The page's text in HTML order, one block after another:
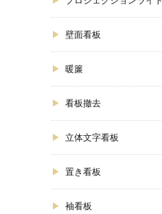
壁面看板
暖簾
看板撤去
立体文字看板
置き看板
袖看板